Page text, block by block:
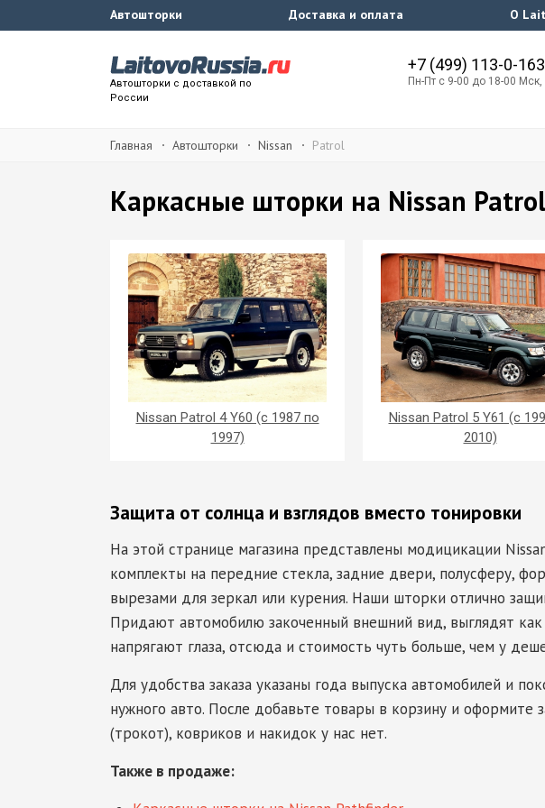
Автошторки Доставка и оплата О
Автошторки с доставкой по
России
+7 (499) 113-0-163
Пн-Пт с 9-00 до 18-00
Главная Автошторки Nissan Patrol
Каркасные шторки на Nissan Patrol
Nissan Patrol 4 Y60 (с 1987 по
1997)
Nissan Patrol 5 Y61 (с
2010)
Защита от солнца и взглядов вместо тонировки
На этой странице магазина представлены модицикации
комплекты на передние стекла, задние двери, полусферу,
вырезами для зеркал или курения. Наши шторки отлично
Придают автомобилю закоченный внешний вид, выглядят
напрягают глаза, отсюда и стоимость чуть больше, чем у
Для удобства заказа указаны года выпуска автомобилей и
нужного авто. После добавьте товары в корзину и
(трокот), ковриков и накидок у нас нет.
Также в продаже: